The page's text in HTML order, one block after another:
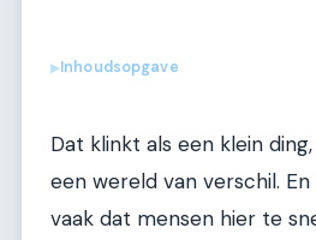
▶Inhoudsopgave
Dat klinkt als een klein
een wereld van verschil.
vaak dat mensen hier te